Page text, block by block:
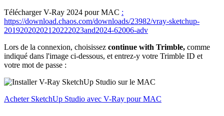
Télécharger V-Ray 2024 pour MAC :
https://download.chaos.com/downloads/23982/vray-sketchup-
20192020202120222023and2024-62006-adv
Lors de la connexion, choisissez continue with Trimble, comme
indiqué dans l'image ci-dessous, et entrez-y votre Trimble ID et
votre mot de passe :
Acheter SketchUp Studio avec V-Ray pour MAC